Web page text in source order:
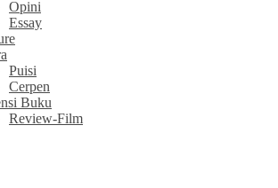
Opini
Essay
Puisi
Cerpen
Buku
Review-Film